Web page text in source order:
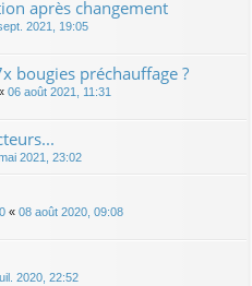
après changement
2021, 19:05
bougies préchauffage ?
06 août 2021, 11:31
2021, 23:02
« 08 août 2020, 09:08
2020, 22:52